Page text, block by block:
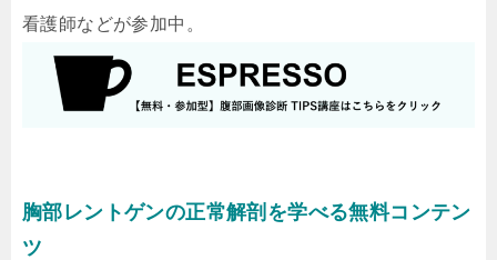
看護師などが参加中。
胸部レントゲンの正常解剖を学べる無料コンテン
ツ